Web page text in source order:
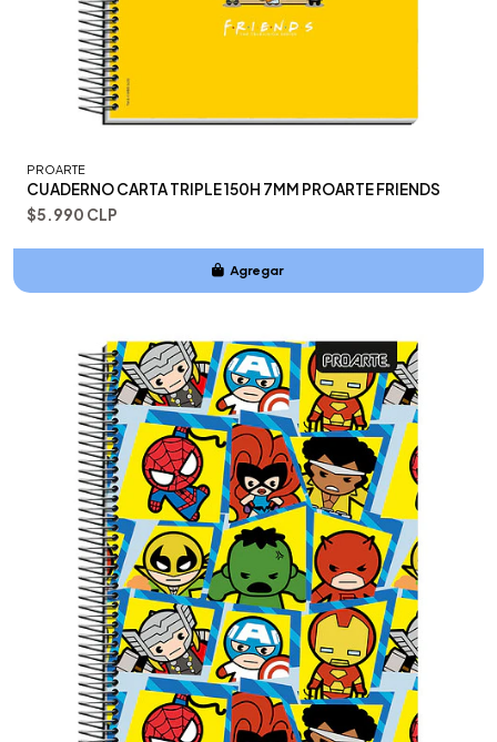
PROARTE
CUADERNO CARTA TRIPLE 150H 7MM PROARTE FRIENDS
$5.990 CLP
Agregar